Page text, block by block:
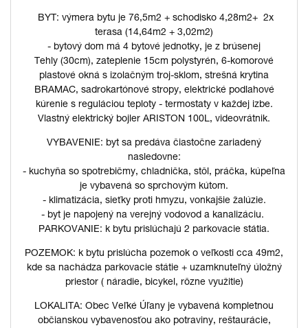
BYT: výmera bytu je 76,5m2 + schodisko 4,28m2+ 2x
terasa (14,64m2 + 3,02m2)
- bytový dom má 4 bytové jednotky, je z brúsenej
Tehly (30cm), zateplenie 15cm polystyrén, 6-komorové
plastové okná s izolačným troj-sklom, strešná krytina
BRAMAC, sadrokartónové stropy, elektrické podlahové
kúrenie s reguláciou teploty - termostaty v každej izbe.
Vlastný elektrický bojler ARISTON 100L, videovrátnik.
VYBAVENIE: byt sa predáva čiastočne zariadený
nasledovne:
- kuchyňa so spotrebičmy, chladnička, stôl, práčka, kúpeľna
je vybavená so sprchovým kútom.
- klimatizácia, sieťky proti hmyzu, vonkajšie žalúzie.
- byt je napojený na verejný vodovod a kanalizáciu.
PARKOVANIE: k bytu prislúchajú 2 parkovacie státia.
POZEMOK: k bytu prislúcha pozemok o veľkosti cca 49m2,
kde sa nachádza parkovacie státie + uzamknuteľný úložný
priestor ( náradie, bicykel, rôzne využitie)
LOKALITA: Obec Veľké Úľany je vybavená kompletnou
občianskou vybavenosťou ako potraviny, reštaurácie,